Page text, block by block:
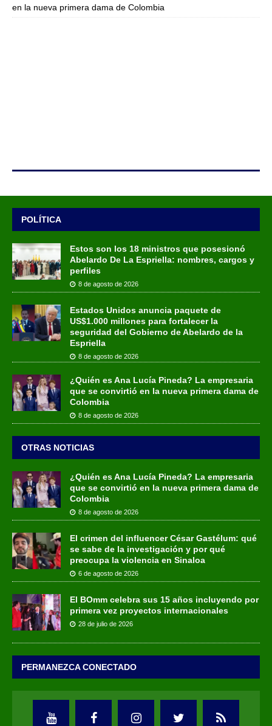
en la nueva primera dama de Colombia
POLÍTICA
Estos son los 18 ministros que posesionó
Abelardo De La Espriella: nombres, cargos y
perfiles
8 de agosto de 2026
Estados Unidos anuncia paquete de
US$1.000 millones para fortalecer la
seguridad del Gobierno de Abelardo de la
Espriella
8 de agosto de 2026
¿Quién es Ana Lucía Pineda? La empresaria
que se convirtió en la nueva primera dama de
Colombia
8 de agosto de 2026
OTRAS NOTICIAS
¿Quién es Ana Lucía Pineda? La empresaria
que se convirtió en la nueva primera dama de
Colombia
8 de agosto de 2026
El crimen del influencer César Gastélum: qué
se sabe de la investigación y por qué
preocupa la violencia en Sinaloa
6 de agosto de 2026
El BOmm celebra sus 15 años incluyendo por
primera vez proyectos internacionales
28 de julio de 2026
PERMANEZCA CONECTADO